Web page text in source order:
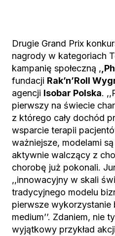
Drugie Grand Prix
nagrody w kategoriach
kampanię społeczną ,
fundacji Rak’n’Roll
agencji Isobar Polska.
pierwszy na świecie
z którego cały dochód
wsparcie terapii
ważniejsze, modelami
aktywnie walczący z
chorobę już pokonali.
,,innowacyjny w skali
tradycyjnego modelu
pierwsze wykorzystanie
medium’’. Zdaniem, nie
wyjątkowy przykład